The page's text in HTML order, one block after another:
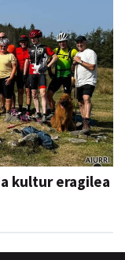
kultur eragilea